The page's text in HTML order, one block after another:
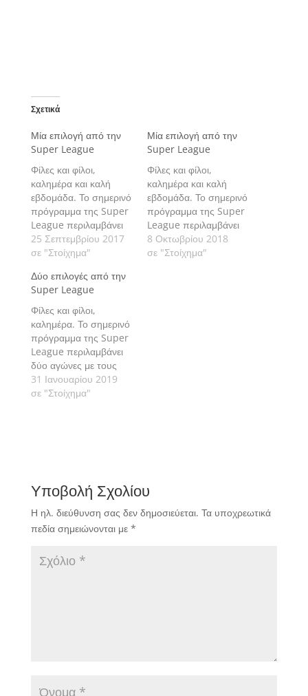
Σχετικά
Μία επιλογή από την
Super League
Φίλες και φίλοι,
καλημέρα και καλή
εβδομάδα. Το σημερινό
πρόγραμμα της Super
League περιλαμβάνει
τον αγώνα που
διεξάγεται στο Ξάνθη
Ξάνθη υποδέχεται τον
Αστέρα Τρίπολης και
με τον οποίο
ολοκληρώνεται η 5η
αγωνιστική. Πάμε να
δούμε την εκτίμησή μας
αναλυτικά.
25 Σεπτεμβρίου 2017
σε "Στοίχημα"
Μία επιλογή από την
Super League
Φίλες και φίλοι,
καλημέρα και καλή
εβδομάδα. Το σημερινό
πρόγραμμα της Super
League περιλαμβάνει
τον αγώνα που
διεξάγεται στο Ξάνθη
8 Οκτωβρίου 2018
σε "Στοίχημα"
Δύο επιλογές από την
Super League
Φίλες και φίλοι,
καλημέρα. Το σημερινό
πρόγραμμα της Super
League περιλαμβάνει
δύο αγώνες με τους
οποίους
ολοκληρώνεται η 15η
31 Ιανουαρίου 2019
σε "Στοίχημα"
Υποβολή Σχολίου
Η ηλ. διεύθυνση σας δεν δημοσιεύεται. Τα υποχρεωτικά
πεδία σημειώνονται με *